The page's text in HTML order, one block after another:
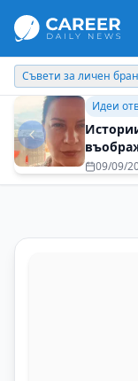
Кариерни съвети
на
23/07/